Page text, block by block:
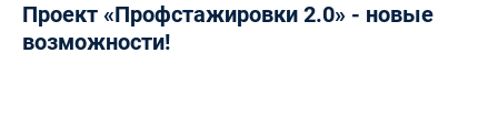
Проект «Профстажировки 2.0» - новые
возможности!